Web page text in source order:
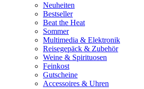
Neuheiten
Bestseller
Beat the Heat
Sommer
Multimedia & Elektronik
Reisegepäck & Zubehör
Weine & Spirituosen
Feinkost
Gutscheine
Accessoires & Uhren